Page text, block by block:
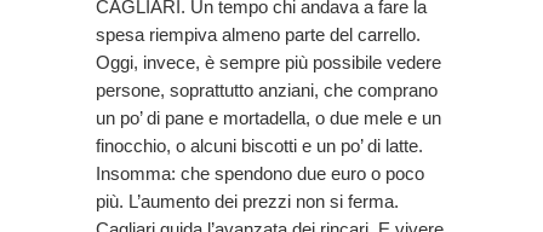
CAGLIARI. Un tempo chi andava a fare la
spesa riempiva almeno parte del carrello.
Oggi, invece, è sempre più possibile vedere
persone, soprattutto anziani, che comprano
un po’ di pane e mortadella, o due mele e un
finocchio, o alcuni biscotti e un po’ di latte.
Insomma: che spendono due euro o poco
più. L’aumento dei prezzi non si ferma.